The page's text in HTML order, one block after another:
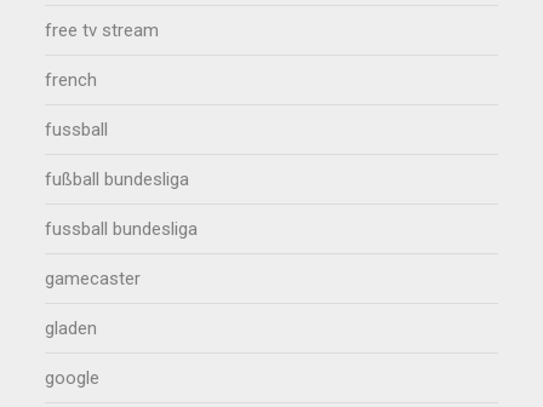
free tv stream
french
fussball
fußball bundesliga
fussball bundesliga
gamecaster
gladen
google